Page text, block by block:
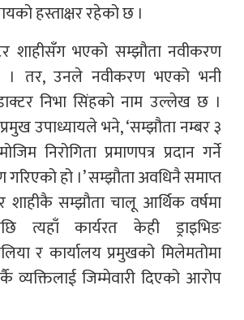
हस्ताक्षर रहेको छ ।
शाहीसँग भएको सम्झौता नवीकरण
। तर, उनले नवीकरण भएको भनी
निभा सिंहको नाम उल्लेख छ ।
उपाध्यायले भने, ‘सम्झौता नम्बर ३
निरोगिता प्रमाणपत्र प्रदान गर्ने
हो ।’ सम्झौता अवधिनै समाप्त
सम्झौता चालू आर्थिक वर्षमा
त्यहाँ कार्यरत केही ड्राइभिङ
र कार्यालय प्रमुखको मिलेमतोमा
व्यक्तिलाई जिम्मेवारी दिएको आरोप